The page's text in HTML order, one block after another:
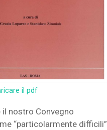
il pdf
il nostro Convegno
“particolarmente difficili”